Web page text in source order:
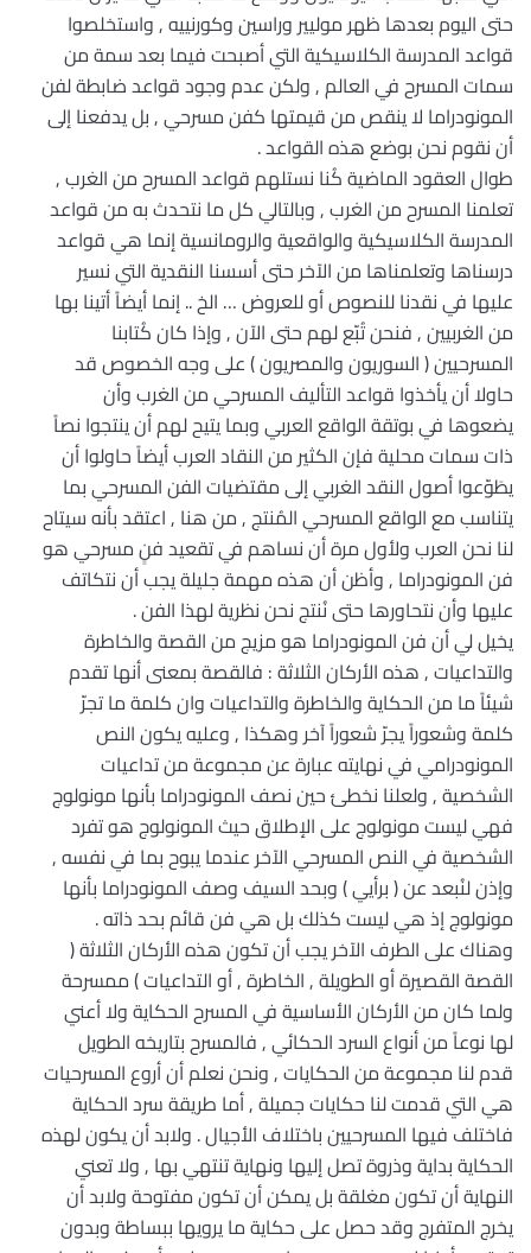
حتى اليوم بعدها ظهر موليير وراسين وكورنييه , واستخلصوا
قواعد المدرسة الكلاسيكية التي أصبحت فيما بعد سمة من
سمات المسرح في العالم , ولكن عدم وجود قواعد ضابطة لفن
المونودراما لا ينقص من قيمتها كفن مسرحي , بل يدفعنا إلى
أن نقوم نحن بوضع هذه القواعد .
طوال العقود الماضية كُنا نستلهم قواعد المسرح من الغرب ,
تعلمنا المسرح من الغرب , وبالتالي كل ما نتحدث به من قواعد
المدرسة الكلاسيكية والواقعية والرومانسية إنما هي قواعد
درسناها وتعلمناها من الآخر حتى أسسنا النقدية التي نسير
عليها في نقدنا للنصوص أو للعروض … الخ .. إنما أيضاً أتينا بها
من الغربيين , فنحن تُبّع لهم حتى الآن , وإذا كان كُتابنا
المسرحيين ( السوريون والمصريون ) على وجه الخصوص قد
حاولا أن يأخذوا قواعد التأليف المسرحي من الغرب وأن
يضعوها في بوتقة الواقع العربي وبما يتيح لهم أن ينتجوا نصاً
ذات سمات محلية فإن الكثير من النقاد العرب أيضاً حاولوا أن
يطَوّعوا أصول النقد الغربي إلى مقتضيات الفن المسرحي بما
يتناسب مع الواقع المسرحي المُنتج , من هنا , اعتقد بأنه سيتاح
لنا نحن العرب ولأول مرة أن نساهم في تقعيد فنٍ مسرحي هو
فن المونودراما , وأظن أن هذه مهمة جليلة يجب أن نتكاتف
عليها وأن نتحاورها حتى نُنتج نحن نظرية لهذا الفن .
يخيل لي أن فن المونودراما هو مزيج من القصة والخاطرة
والتداعيات , هذه الأركان الثلاثة : فالقصة بمعنى أنها تقدم
شيئاً ما من الحكاية والخاطرة والتداعيات وان كلمة ما تجرّ
كلمة وشعوراً يجرّ شعوراً آخر وهكذا , وعليه يكون النص
المونودرامي في نهايته عبارة عن مجموعة من تداعيات
الشخصية , ولعلنا نخطئ حين نصف المونودراما بأنها مونولوج
فهي ليست مونولوج على الإطلاق حيث المونولوج هو تفرد
الشخصية في النص المسرحي الآخر عندما يبوح بما في نفسه ,
وإذن لنُبعد عن ( برأيي ) وبحد السيف وصف المونودراما بأنها
مونولوج إذ هي ليست كذلك بل هي فن قائم بحد ذاته .
وهناك على الطرف الآخر يجب أن تكون هذه الأركان الثلاثة (
القصة القصيرة أو الطويلة , الخاطرة , أو التداعيات ) ممسرحة
ولما كان من الأركان الأساسية في المسرح الحكاية ولا أعني
لها نوعاً من أنواع السرد الحكائي , فالمسرح بتاريخه الطويل
قدم لنا مجموعة من الحكايات , ونحن نعلم أن أروع المسرحيات
هي التي قدمت لنا حكايات جميلة , أما طريقة سرد الحكاية
فاختلف فيها المسرحيين باختلاف الأجيال . ولابد أن يكون لهذه
الحكاية بداية وذروة تصل إليها ونهاية تنتهي بها , ولا تعني
النهاية أن تكون مغلقة بل يمكن أن تكون مفتوحة ولابد أن
يخرج المتفرج وقد حصل على حكاية ما يرويها ببساطة وبدون